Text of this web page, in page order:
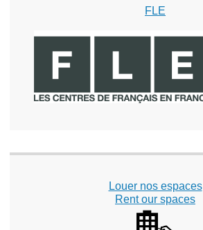
FLE
Louer nos espaces
Rent our spaces